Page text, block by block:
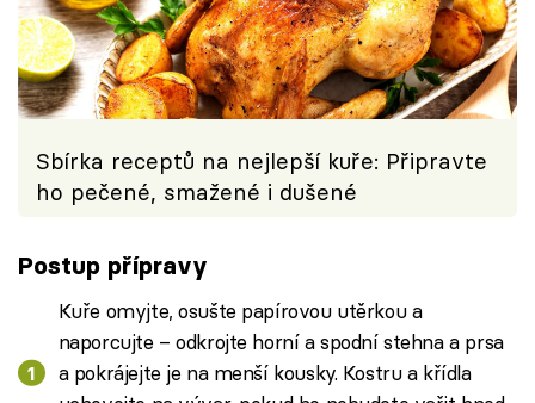
Sbírka receptů na nejlepší kuře: Připravte
ho pečené, smažené i dušené
Postup přípravy
Kuře omyjte, osušte papírovou utěrkou a
naporcujte – odkrojte horní a spodní stehna a prsa
a pokrájejte je na menší kousky. Kostru a křídla